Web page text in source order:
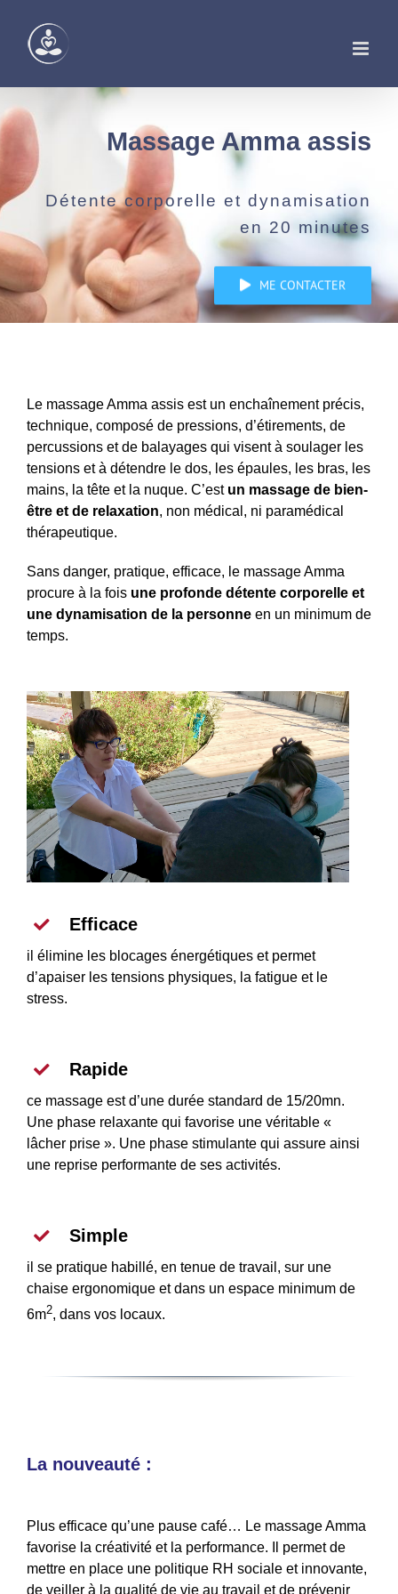
contenu
Massage Amma assis
Détente corporelle et dynamisation
en 20 minutes
ME CONTACTER
Le massage Amma assis est un enchaînement précis,
technique, composé de pressions, d’étirements, de
percussions et de balayages qui visent à soulager les
tensions et à détendre le dos, les épaules, les bras, les
mains, la tête et la nuque. C’est un massage de bien-
être et de relaxation, non médical, ni paramédical
thérapeutique.
Sans danger, pratique, efficace, le massage Amma
procure à la fois une profonde détente corporelle et
une dynamisation de la personne en un minimum de
temps.
Efficace
il élimine les blocages énergétiques et permet
d’apaiser les tensions physiques, la fatigue et le
stress.
Rapide
ce massage est d’une durée standard de 15/20mn.
Une phase relaxante qui favorise une véritable «
lâcher prise ». Une phase stimulante qui assure ainsi
une reprise performante de ses activités.
Simple
il se pratique habillé, en tenue de travail, sur une
chaise ergonomique et dans un espace minimum de
6m2, dans vos locaux.
La nouveauté :
Plus efficace qu’une pause café… Le massage Amma
favorise la créativité et la performance. Il permet de
mettre en place une politique RH sociale et innovante,
de veiller à la qualité de vie au travail et de prévenir